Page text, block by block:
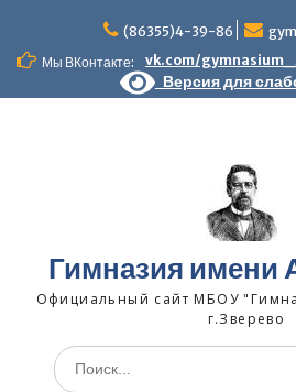
content
(86355)4-39-86
Мы ВКонтакте:
vk.com/
Версия для
Гимназия имени
Официальный сайт МБОУ
г.Зверево
Search
for: